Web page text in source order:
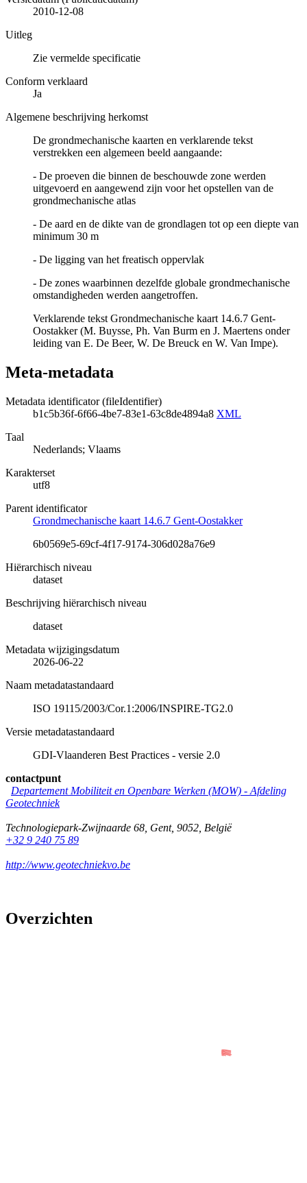
2010-12-08
Uitleg
Zie vermelde specificatie
Conform verklaard
Ja
Algemene beschrijving herkomst
De grondmechanische kaarten en verklarende tekst
verstrekken een algemeen beeld aangaande:
- De proeven die binnen de beschouwde zone werden
uitgevoerd en aangewend zijn voor het opstellen van de
grondmechanische atlas
- De aard en de dikte van de grondlagen tot op een diepte van
minimum 30 m
- De ligging van het freatisch oppervlak
- De zones waarbinnen dezelfde globale grondmechanische
omstandigheden werden aangetroffen.
Verklarende tekst Grondmechanische kaart 14.6.7 Gent-
Oostakker (M. Buysse, Ph. Van Burm en J. Maertens onder
leiding van E. De Beer, W. De Breuck en W. Van Impe).
Meta-metadata
Metadata identificator (fileIdentifier)
b1c5b36f-6f66-4be7-83e1-63c8de4894a8 XML
Taal
Nederlands; Vlaams
Karakterset
utf8
Parent identificator
Grondmechanische kaart 14.6.7 Gent-Oostakker
6b0569e5-69cf-4f17-9174-306d028a76e9
Hiërarchisch niveau
dataset
Beschrijving hiërarchisch niveau
dataset
Metadata wijzigingsdatum
2026-06-22
Naam metadatastandaard
ISO 19115/2003/Cor.1:2006/INSPIRE-TG2.0
Versie metadatastandaard
GDI-Vlaanderen Best Practices - versie 2.0
contactpunt
Departement Mobiliteit en Openbare Werken (MOW) - Afdeling
Geotechniek
Technologiepark-Zwijnaarde 68 Gent, 9052 België
+32 9 240 75 89
http://www.geotechniekvo.be
Overzichten